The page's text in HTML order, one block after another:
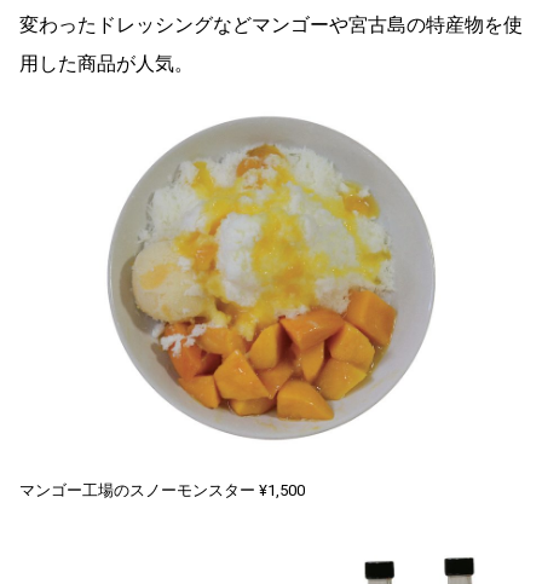
変わったドレッシングなどマンゴーや宮古島の特産物を使
用した商品が人気。
マンゴー工場のスノーモンスター ¥1,500